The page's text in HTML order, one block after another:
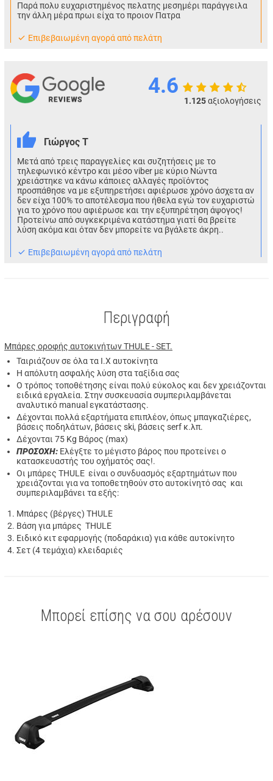
Παρά πολυ ευχαριστημένος πελατης μεσημέρι παράγγειλα
την άλλη μέρα πρωι είχα το προιον Πατρα
Eπιβεβαιωμένη αγορά από πελάτη
4.6
1.125αξιολογήσεις
Γιώργος Τ
Μετά από τρεις παραγγελίες και συζητήσεις με το
τηλεφωνικό κέντρο και μέσο viber με κύριο Νώντα
χρειάστηκε να κάνω κάποιες αλλαγές προϊόντος
προσπάθησε να με εξυπηρετήσει αφιέρωσε χρόνο άσχετα αν
δεν είχα 100% το αποτέλεσμα που ήθελα εγώ τον ευχαριστώ
για το χρόνο που αφιέρωσε και την εξυπηρέτηση άψογος!
Προτείνω από συγκεκριμένα κατάστημα γιατί θα βρείτε
λύση ακόμα και όταν δεν μπορείτε να βγάλετε άκρη..
Eπιβεβαιωμένη αγορά από πελάτη
Περιγραφή
Μπάρες οροφής αυτοκινήτων THULE - SET.
Ταιριάζουν σε όλα τα Ι.Χ αυτοκίνητα
Η απόλυτη ασφαλής λύση στα ταξίδια σας
Ο τρόπος τοποθέτησης είναι πολύ εύκολος και δεν χρειάζονται
ειδικά εργαλεία. Στην συσκευασία συμπεριλαμβάνεται
αναλυτικό manual εγκατάστασης.
Δέχονται πολλά εξαρτήματα επιπλέον, όπως μπαγκαζιέρες,
βάσεις ποδηλάτων, βάσεις ski, βάσεις serf κ.λπ.
Δέχονται 75 Kg Βάρος (max)
ΠΡΟΣΟΧΗ: Ελέγξτε το μέγιστο βάρος που προτείνει ο
κατασκευαστής του οχήματός σας!.
Οι μπάρες THULE είναι o συνδυασμός εξαρτημάτων που
χρειάζονται για να τοποθετηθούν στο αυτοκίνητό σας και
συμπεριλαμβάνει τα εξής:
Μπάρες (βέργες) THULE
Βάση για μπάρες THULE
Ειδικό κιτ εφαρμογής (ποδαράκια) για κάθε αυτοκίνητο
Σετ (4 τεμάχια) κλειδαριές
Μπορεί επίσης να σου αρέσουν